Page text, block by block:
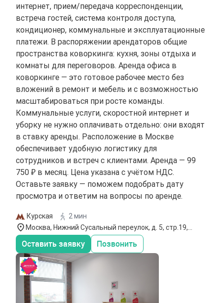
интернет, прием/передача корреспонденции,
встреча гостей, система контроля доступа,
кондиционер, коммунальные и эксплуатационные
платежи. В распоряжении арендаторов общие
пространства коворкинга: кухня, зоны отдыха и
комнаты для переговоров. Аренда офиса в
коворкинге — это готовое рабочее место без
вложений в ремонт и мебель и с возможностью
масштабироваться при росте команды.
Коммунальные услуги, скоростной интернет и
уборку не нужно оплачивать отдельно: они входят
в ставку аренды. Расположение в Москве
обеспечивает удобную логистику для
сотрудников и встреч с клиентами. Аренда — 99
750 ₽ в месяц. Цена указана с учётом НДС.
Оставьте заявку — поможем подобрать дату
просмотра и ответим на вопросы по аренде.
Курская
2 мин
Москва, Нижний Сусальный переулок, д. 5, стр.19,
этаж 3
Оставить заявку Позвонить